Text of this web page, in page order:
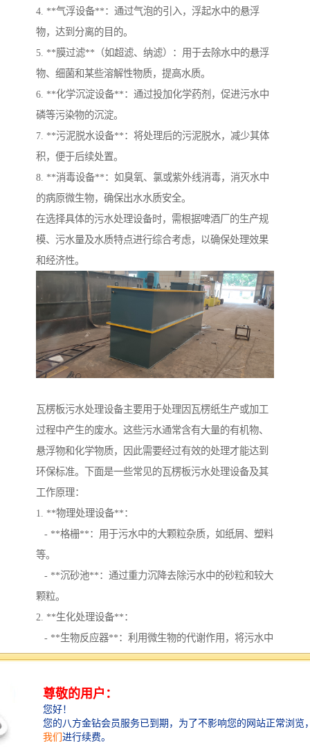
4. **气浮设备**：通过气泡的引入，浮起水中的悬浮
物，达到分离的目的。
5. **膜过滤**（如超滤、纳滤）：用于去除水中的悬浮
物、细菌和某些溶解性物质，提高水质。
6. **化学沉淀设备**：通过投加化学药剂，促进污水中
磷等污染物的沉淀。
7. **污泥脱水设备**：将处理后的污泥脱水，减少其体
积，便于后续处置。
8. **消毒设备**：如臭氧、氯或紫外线消毒，消灭水中
的病原微生物，确保出水水质安全。
在选择具体的污水处理设备时，需根据啤酒厂的生产规
模、污水量及水质特点进行综合考虑，以确保处理效果
和经济性。
瓦楞板污水处理设备主要用于处理因瓦楞纸生产或加工
过程中产生的废水。这些污水通常含有大量的有机物、
悬浮物和化学物质，因此需要经过有效的处理才能达到
环保标准。下面是一些常见的瓦楞板污水处理设备及其
工作原理：
1. **物理处理设备**：
- **格栅**：用于污水中的大颗粒杂质，如纸屑、塑料
等。
- **沉砂池**：通过重力沉降去除污水中的砂粒和较大
颗粒。
2. **生化处理设备**：
- **生物反应器**：利用微生物的代谢作用，将污水中
的有机物降解。常见的反应器有活性污泥法、生物滤池
- **厌氧反应器**：适用于处理高浓度有机废水，利用
厌氧微生物降解有机物，并可产生。
3. **化学处理设备**：